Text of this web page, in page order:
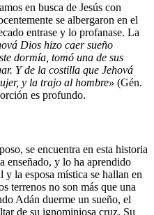
en busca de Jesús con
se albergaron en el
entrase y lo profanase. La
Dios hizo caer sueño
dormía, tomó una de sus
Y de la costilla que Jehová
y la trajo al hombre» (Gén.
es profundo.
se encuentra en esta historia
enseñado, y lo ha aprendido
la esposa mística se hallan en
terrenos no son más que una
Adán duerme un sueño, el
de su ignominiosa cruz. Su